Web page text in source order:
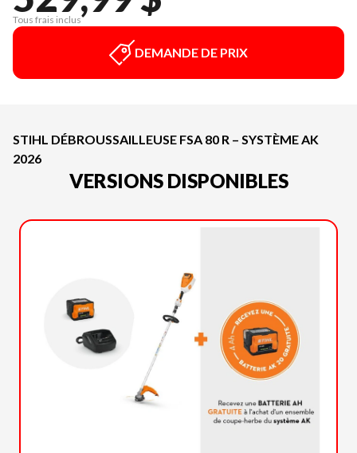
Tous frais inclus
DEMANDE DE PRIX
STIHL DÉBROUSSAILLEUSE FSA 80 R – SYSTÈME AK
2026
VERSIONS DISPONIBLES